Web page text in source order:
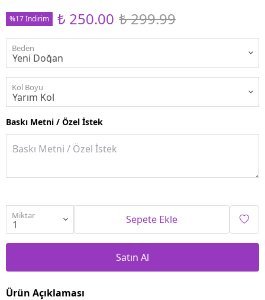
%17 İndirim ₺ 250.00 ₺ 299.99
Beden
Kol Boyu
Baskı Metni / Özel İstek
Miktar Sepete Ekle
Satın Al
Ürün Açıklaması